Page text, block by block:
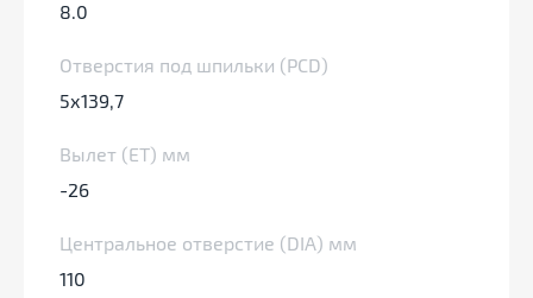
8.0
Отверстия под шпильки (PCD)
5х139,7
Вылет (ЕТ) мм
-26
Центральное отверстие (DIA) мм
110